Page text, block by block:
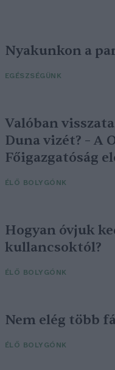
Nyakunkon a
EGÉSZSÉGÜNK
Valóban
Duna vizét? – A
Főigazgatóság
ÉLŐ BOLYGÓNK
Hogyan óvjuk
kullancsoktól?
ÉLŐ BOLYGÓNK
Nem elég több
ÉLŐ BOLYGÓNK